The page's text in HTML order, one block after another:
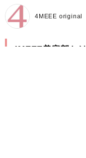
4MEEE original
4MEEE美容部とは